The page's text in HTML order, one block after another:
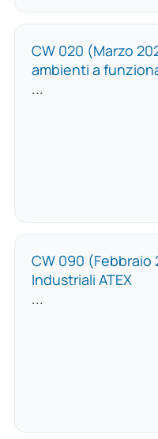
CW 020 (Marzo
ambienti a
...
CW 090 (Febbraio
Industriali ATEX
...